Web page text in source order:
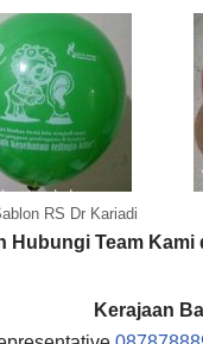
RS Dr Kariadi
Hubungi Team
Kerajaan